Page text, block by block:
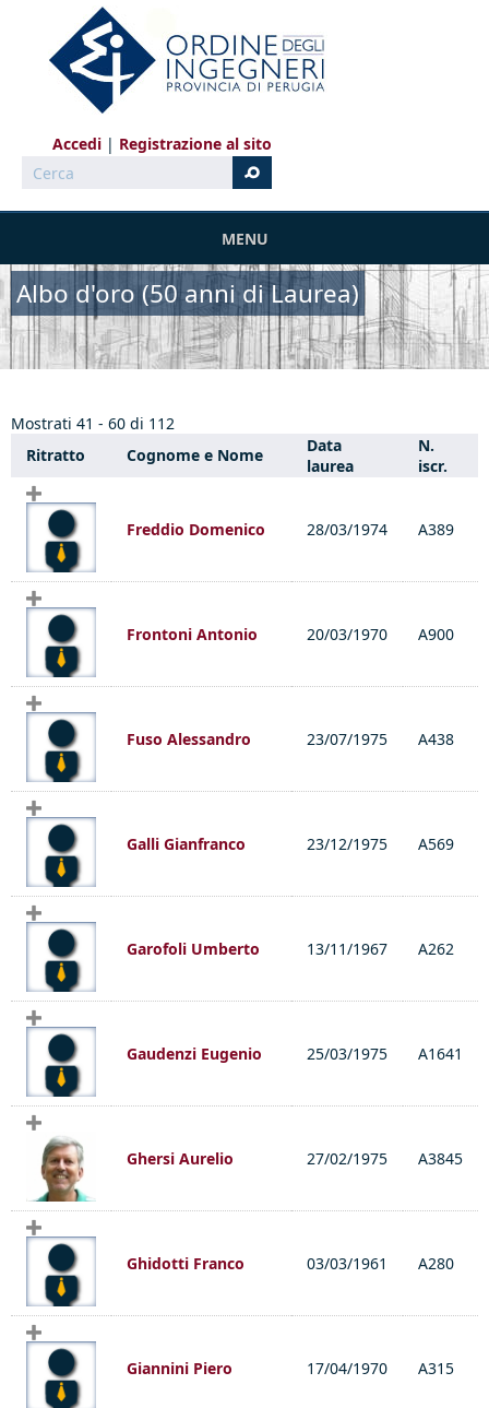
Salta al contenuto principale
Accedi
Registrazione al sito
Cerca
MENU
Albo d'oro (50 anni di Laurea)
Mostrati 41 - 60 di 112
Ritratto
Cognome e Nome
Data
laurea
N.
iscr.
Freddio Domenico 28/03/1974 A389
Frontoni Antonio 20/03/1970 A900
Fuso Alessandro 23/07/1975 A438
Galli Gianfranco 23/12/1975 A569
Garofoli Umberto 13/11/1967 A262
Gaudenzi Eugenio 25/03/1975 A1641
Ghersi Aurelio 27/02/1975 A3845
Ghidotti Franco 03/03/1961 A280
Giannini Piero 17/04/1970 A315